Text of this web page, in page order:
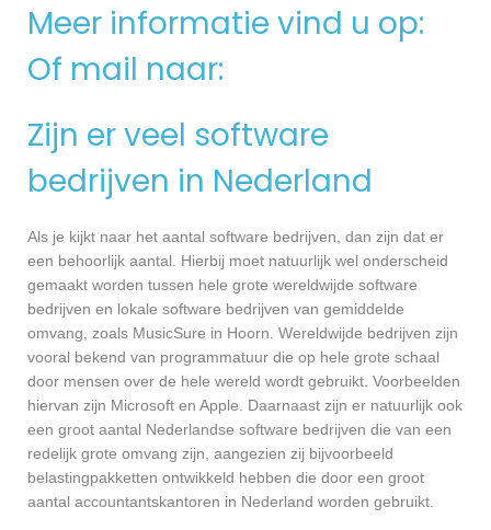
Meer informatie vind u op:
Of mail naar:
Zijn er veel software
bedrijven in Nederland
Als je kijkt naar het aantal software bedrijven, dan zijn dat er
een behoorlijk aantal. Hierbij moet natuurlijk wel onderscheid
gemaakt worden tussen hele grote wereldwijde software
bedrijven en lokale software bedrijven van gemiddelde
omvang, zoals MusicSure in Hoorn. Wereldwijde bedrijven zijn
vooral bekend van programmatuur die op hele grote schaal
door mensen over de hele wereld wordt gebruikt. Voorbeelden
hiervan zijn Microsoft en Apple. Daarnaast zijn er natuurlijk ook
een groot aantal Nederlandse software bedrijven die van een
redelijk grote omvang zijn, aangezien zij bijvoorbeeld
belastingpakketten ontwikkeld hebben die door een groot
aantal accountantskantoren in Nederland worden gebruikt.